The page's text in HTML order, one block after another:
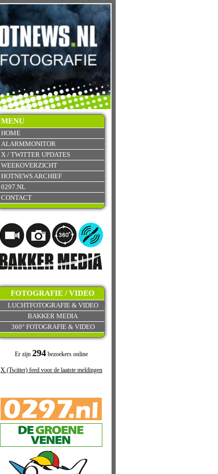
MENU
HOME
ALARMMONITOR
X / TWITTER UPDATES
WEEKOVERZICHT
HOTNEWS ARCHIEF
0297.NL
CONTACT
FOTOGRAFIE / VIDEO
LUCHTFOTOGRAFIE & VIDEO
BAKKER MEDIA
360° FOTOGRAFIE & VIDEO
Er zijn 294bezoekers online
X (Twitter) feed voor de laatste meldingen